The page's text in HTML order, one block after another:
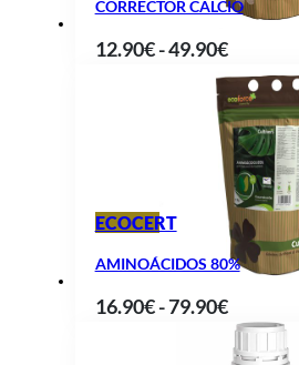
CORRECTOR CALCIO
12.90€ -49.90€Rango
de
precios:
desde
12.90€
hasta
49.90€
ECOCERT
AMINOÁCIDOS 80%
16.90€ -79.90€Rango
de